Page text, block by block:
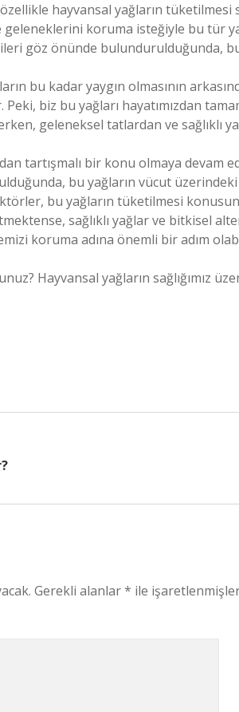
özellikle hayvansal yağların
koruma isteğiyle bu tür
göz önünde bulundurulduğunda,
bu kadar yaygın olmasının
biz bu yağları hayatımızdan
geleneksel tatlardan ve sağlıklı
tartışmalı bir konu olmaya devam
bu yağların vücut
bu yağların tüketilmesi
sağlıklı yağlar ve bitkisel
koruma adına önemli bir adım
Hayvansal yağların sağlığımız
Gerekli alanlar* ile